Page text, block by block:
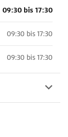
09:30 bis 17:30
09:30 bis 17:30
09:30 bis 17:30